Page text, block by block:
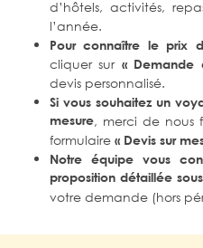
d’hôtels, activités,
l’année.
Pour connaître le prix
cliquer sur « Demande
devis personnalisé.
Si vous souhaitez un
mesure, merci de nous
formulaire « Devis sur
Notre équipe vous
proposition détaillée
votre demande (hors